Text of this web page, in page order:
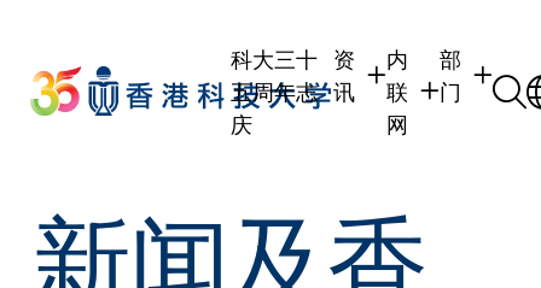
main
content
科大三十
五周年志
庆
资
讯
校友
传媒
内
联
网
校友内联网
部
门
新闻及香